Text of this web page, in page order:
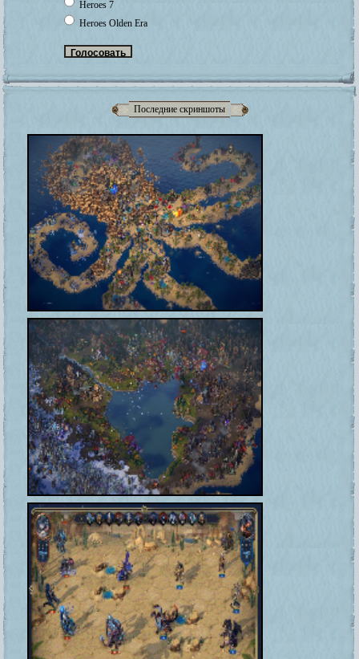
Heroes 7
Heroes Olden Era
Последние скриншоты